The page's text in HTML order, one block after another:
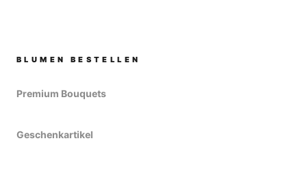
BLUMEN BESTELLEN
Premium Bouquets
Geschenkartikel